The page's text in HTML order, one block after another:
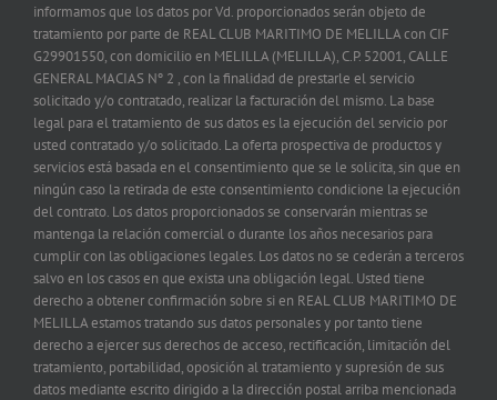
informamos que los datos por Vd. proporcionados serán objeto de
tratamiento por parte de REAL CLUB MARITIMO DE MELILLA con CIF
G29901550, con domicilio en MELILLA (MELILLA), C.P. 52001, CALLE
GENERAL MACIAS Nº 2 , con la finalidad de prestarle el servicio
solicitado y/o contratado, realizar la facturación del mismo. La base
legal para el tratamiento de sus datos es la ejecución del servicio por
usted contratado y/o solicitado. La oferta prospectiva de productos y
servicios está basada en el consentimiento que se le solicita, sin que en
ningún caso la retirada de este consentimiento condicione la ejecución
del contrato. Los datos proporcionados se conservarán mientras se
mantenga la relación comercial o durante los años necesarios para
cumplir con las obligaciones legales. Los datos no se cederán a terceros
salvo en los casos en que exista una obligación legal. Usted tiene
derecho a obtener confirmación sobre si en REAL CLUB MARITIMO DE
MELILLA estamos tratando sus datos personales y por tanto tiene
derecho a ejercer sus derechos de acceso, rectificación, limitación del
tratamiento, portabilidad, oposición al tratamiento y supresión de sus
datos mediante escrito dirigido a la dirección postal arriba mencionada